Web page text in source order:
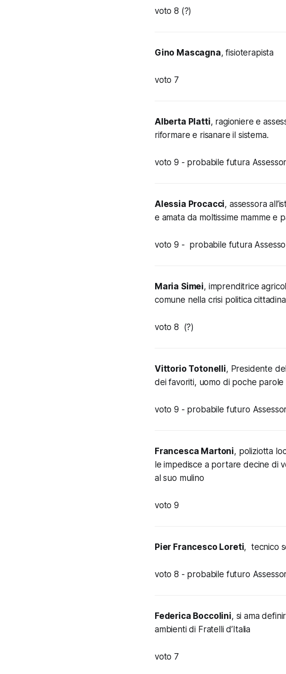
voto 8 (?)
Gino Mascagna, fisioterapista
voto 7
Alberta Platti, ragioniere e
riformare e risanare il sistema.
voto 9 - probabile futura
Alessia Procacci, assessora
e amata da moltissime mamme e
voto 9 - probabile futura
Maria Simei, imprenditrice
comune nella crisi politica
voto 8 (?)
Vittorio Totonelli, Presidente
dei favoriti, uomo di poche
voto 9 - probabile futuro
Francesca Martoni, poliziotta
le impedisce a portare decine di
al suo mulino
voto 9
Pier Francesco Loreti, tecnico
voto 8 - probabile futuro
Federica Boccolini, si ama
ambienti di Fratelli d’Italia
voto 7